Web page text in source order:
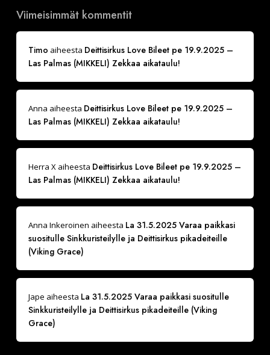
Viimeisimmät kommentit
Timo aiheesta Deittisirkus Love Bileet pe 19.9.2025 –
Las Palmas (MIKKELI) Zekkaa aikataulu!
Anna aiheesta Deittisirkus Love Bileet pe 19.9.2025 –
Las Palmas (MIKKELI) Zekkaa aikataulu!
Herra Xaiheesta Deittisirkus Love Bileet pe 19.9.2025 –
Las Palmas (MIKKELI) Zekkaa aikataulu!
Anna Inkeroinen aiheesta La 31.5.2025 Varaa paikkasi
suositulle Sinkkuristeilylle ja Deittisirkus pikadeiteille
(Viking Grace)
Jape aiheesta La 31.5.2025 Varaa paikkasi suositulle
Sinkkuristeilylle ja Deittisirkus pikadeiteille (Viking
Grace)